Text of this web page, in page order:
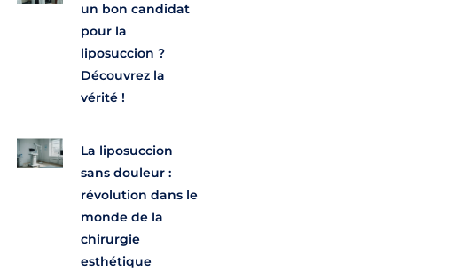
un bon candidat
pour la
liposuccion ?
Découvrez la
vérité !
La liposuccion
sans douleur :
révolution dans le
monde de la
chirurgie
esthétique